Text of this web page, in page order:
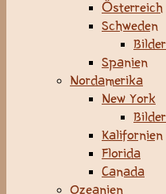
Österreich
Schweden
Spanien
Nordamerika
New York
Kalifornien
Florida
Canada
Ozeanien